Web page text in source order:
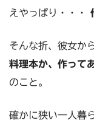
えやっぱり・・・
そんな折、彼女か
料理本か、作って
のこと。
確かに狭い一人暮